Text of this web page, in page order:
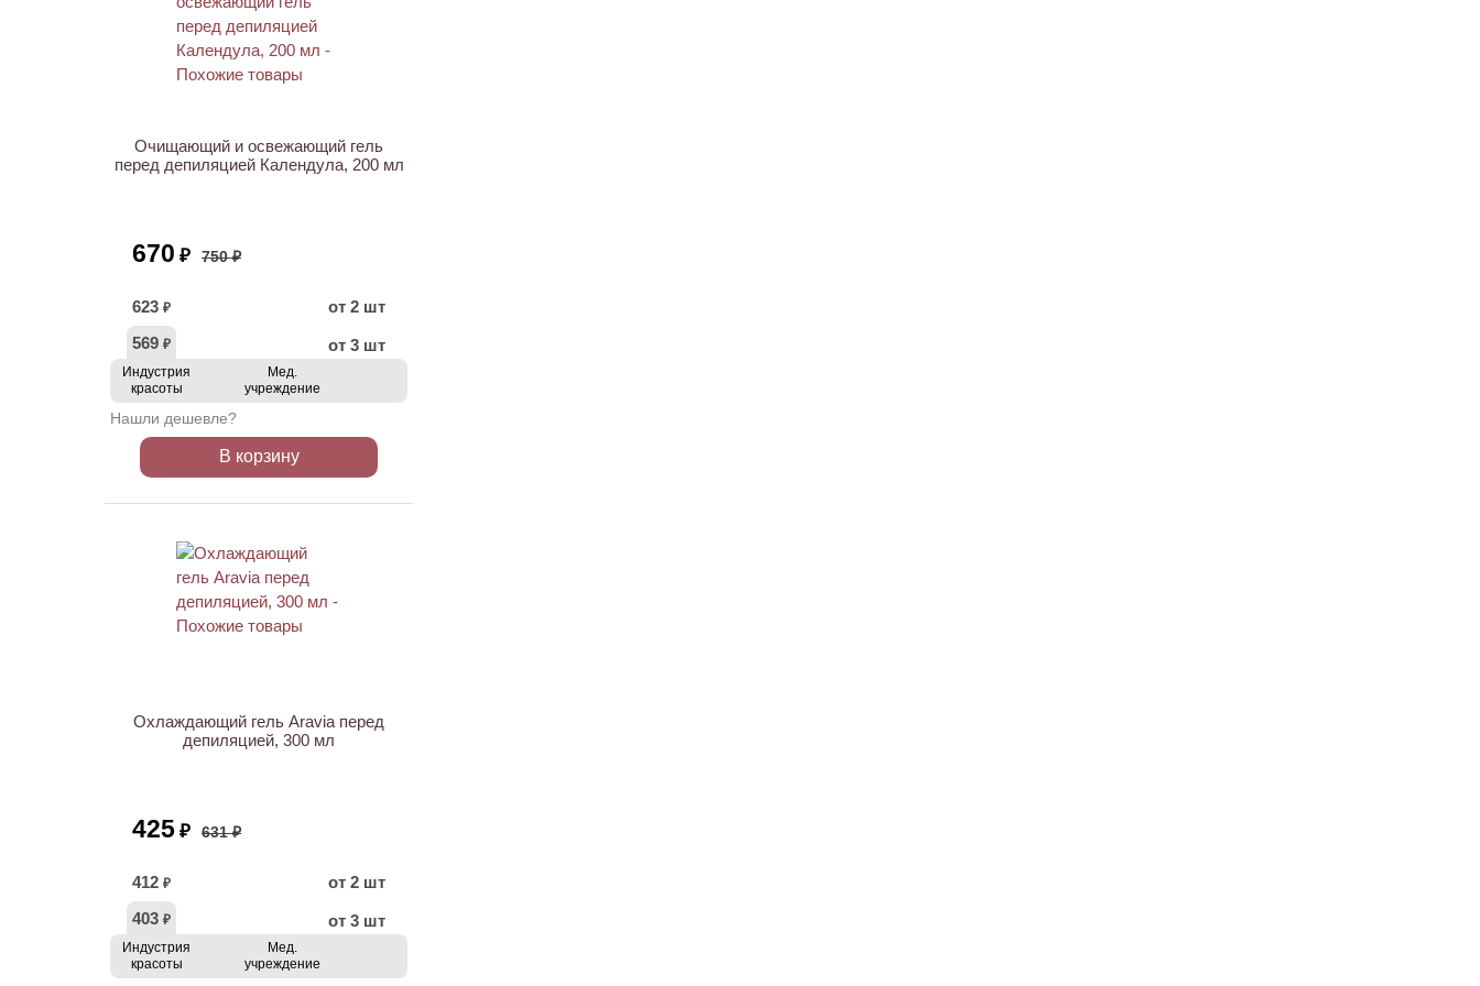
Очищающий и освежающий гель
перед депиляцией Календула, 200 мл
670 ₽ 750 ₽
623 ₽
от 2 шт
569 ₽ от 3 шт
Индустрия
красоты
Мед.
учреждение
Нашли дешевле?
В корзину
Охлаждающий гель Aravia перед
депиляцией, 300 мл
425 ₽ 631 ₽
412 ₽
от 2 шт
403 ₽ от 3 шт
Индустрия
красоты
Мед.
учреждение